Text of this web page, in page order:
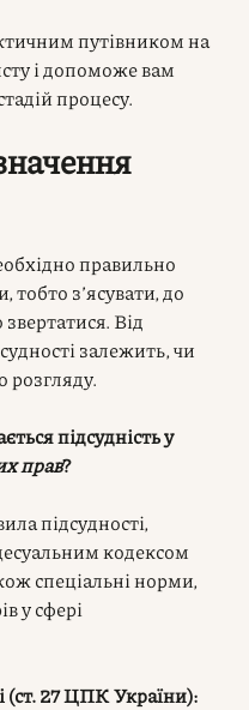
путівником на
і допоможе вам
процесу.
правильно
тобто з’ясувати, до
Від
залежить, чи
розгляду.
підсудність у
прав?
підсудності,
кодексом
спеціальні норми,
у сфері
(ст. 27 ЦПК України):